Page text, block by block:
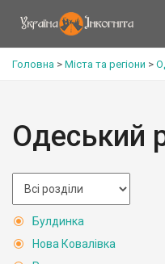
Головна > Міста та регіони >
Одеський
Булдинка
Нова Ковалівка